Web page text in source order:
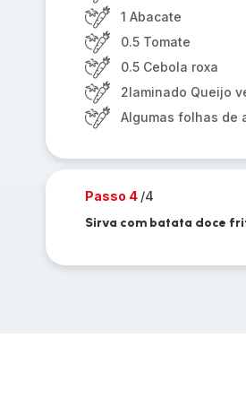
1 Abacate
0.5 Tomate
0.5 Cebola roxa
2laminado Queijo
Algumas folhas de
Passo 4 /4
Sirva com batata doce